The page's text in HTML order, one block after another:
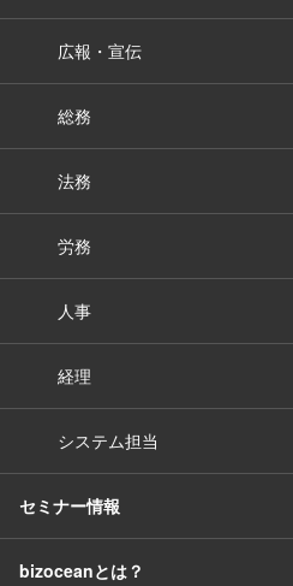
広報・宣伝
総務
法務
労務
人事
経理
システム担当
セミナー情報
bizoceanとは？